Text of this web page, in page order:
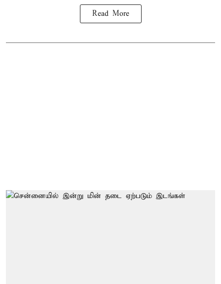
Read More